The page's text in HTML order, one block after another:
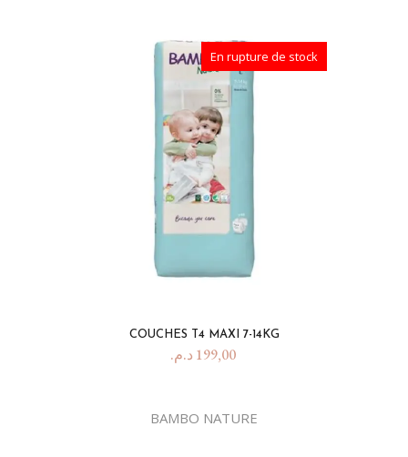
En rupture de stock
COUCHES T4 MAXI 7-14KG
199,00 د.م.
BAMBO NATURE